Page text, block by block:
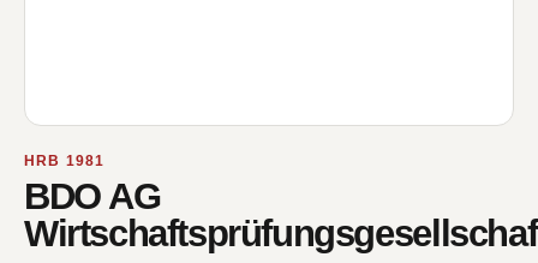
HRB 1981
BDO AG